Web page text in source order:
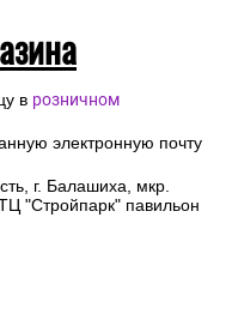
в розничном
электронную почту
г. Балашиха, мкр.
"Стройпарк" павильон